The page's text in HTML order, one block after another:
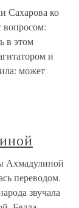
Сахарова ко
вопросом:
в этом
и
может
Ахмадулиной
переводом.
звучала